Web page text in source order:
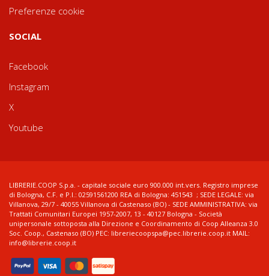
Preferenze cookie
SOCIAL
Facebook
Instagram
X
Youtube
LIBRERIE.COOP S.p.a. - capitale sociale euro 900.000 int.vers. Registro imprese
di Bologna, C.F. e P.I.: 02591561200 REA di Bologna: 451543 ; SEDE LEGALE: via
Villanova, 29/7 - 40055 Villanova di Castenaso (BO) - SEDE AMMINISTRATIVA: via
Trattati Comunitari Europei 1957-2007, 13 - 40127 Bologna - Società
unipersonale sottoposta alla Direzione e Coordinamento di Coop Alleanza 3.0
Soc. Coop., Castenaso (BO) PEC: libreriecoopspa@pec.librerie.coop.it MAIL:
info@librerie.coop.it